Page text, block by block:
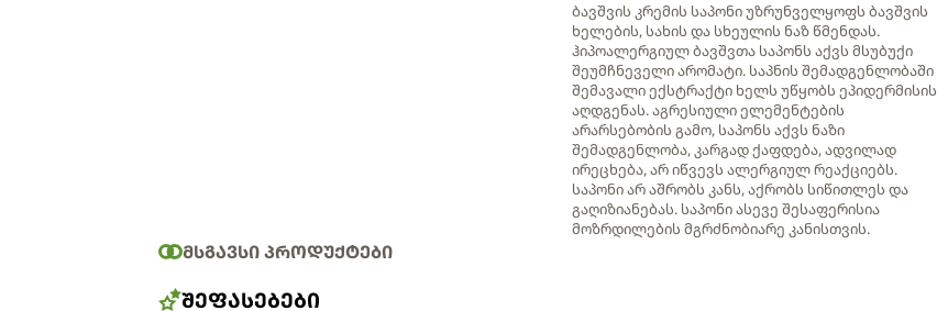
ბავშვის კრემის საპონი უზრუნველყოფს ბავშვის
ხელების, სახის და სხეულის ნაზ წმენდას.
ჰიპოალერგიულ ბავშვთა საპონს აქვს მსუბუქი
შეუმჩნეველი არომატი. საპნის შემადგენლობაში
შემავალი ექსტრაქტი ხელს უწყობს ეპიდერმისის
აღდგენას. აგრესიული ელემენტების
არარსებობის გამო, საპონს აქვს ნაზი
შემადგენლობა, კარგად ქაფდება, ადვილად
ირეცხება, არ იწვევს ალერგიულ რეაქციებს.
საპონი არ აშრობს კანს, აქრობს სიწითლეს და
გაღიზიანებას. საპონი ასევე შესაფერისია
მოზრდილების მგრძნობიარე კანისთვის.
ᲛᲡᲒᲐᲕᲡᲘ ᲞᲠᲝᲓᲣᲥᲢᲔᲑᲘ
ᲨᲔᲤᲐᲡᲔᲑᲔᲑᲘ